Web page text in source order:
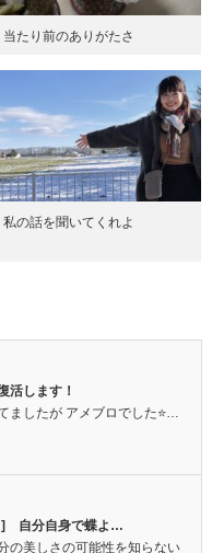
当たり前のありがたさ
私の話を聞いてくれよ
活します！
ましたが アメブロでした⭐…
] 自分自身で蝶よ…
の美しさの可能性を知らない